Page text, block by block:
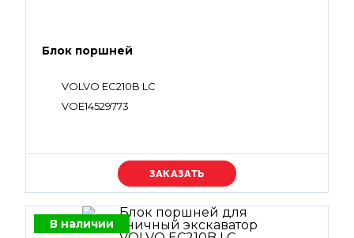
Блок поршней
VOLVO EC210B LC
VOE14529773
Уточняйте цену
В наличии